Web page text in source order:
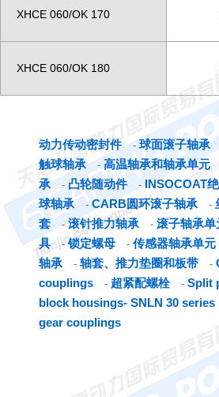
XHCE 060/OK 170
XHCE 060/OK 180
动力传动密封件 - 球面滚子轴承
触球轴承
- 高温轴承和轴承单元
承
- 凸轮随动件 - INSOCOAT
球轴承
- CARB圆环滚子轴承 -
套
- 滚针推力轴承 - 滚子轴承单
具
-锁定螺母 - 传感器轴承单元
轴承
- 轴套、推力垫圈和板带 -
couplings
- 超紧配螺栓 - Split
block housings- SNLN 30 series
gear couplings